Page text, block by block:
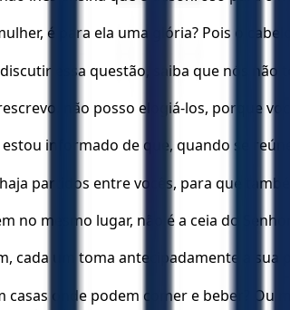
é para ela uma glória? Pois o
discutir essa questão, saiba que nós não
não posso elogiá-los, porque
estou informado de que, quando se
haja partidos entre vocês, para que
no mesmo lugar, não é a ceia do
cada um toma antecipadamente a
casas onde podem comer e beber?